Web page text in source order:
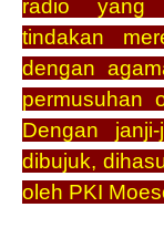
radio yang
tindakan
dengan
permusuhan
Dengan
dibujuk,
oleh PKI